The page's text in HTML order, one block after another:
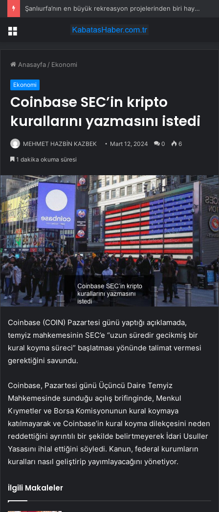
Şanlıurfa’nın en büyük rekreasyon projelerinden biri hayata geçiyor
Menü
Anasayfa / Ekonomi
Ekonomi
Coinbase SEC’in kripto
kurallarını yazmasını istedi
MEHMET HAZBİN KAZBEK Mart 12, 2024 0 6
1 dakika okuma süresi
Coinbase (COIN) Pazartesi günü yaptığı açıklamada,
temyiz mahkemesinin SEC’e “uzun süredir gecikmiş bir
kural koyma süreci” başlatması yönünde talimat vermesi
gerektiğini savundu.
Coinbase, Pazartesi günü Üçüncü Daire Temyiz
Mahkemesinde sunduğu açılış brifinginde, Menkul
Kıymetler ve Borsa Komisyonunun kural koymaya
katılmayarak ve Coinbase’in kural koyma dilekçesini neden
reddettiğini ayrıntılı bir şekilde belirtmeyerek İdari Usuller
Yasasını ihlal ettiğini söyledi. Kanun, federal kurumların
kuralları nasıl geliştirip yayımlayacağını yönetiyor.
İlgili Makaleler